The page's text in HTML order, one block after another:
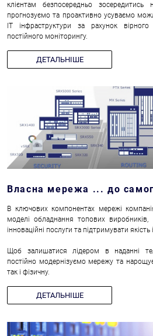
клієнтам безпосередньо
прогнозуємо та проактивно усуваємо
ІТ інфраструктури за рахунок
постійного моніторингу.
ДЕТАЛЬНІШЕ
Власна мережа ... до
В ключових компонентах мережі
моделі обладнання топових
інноваційні послуги та підтримувати якість
Щоб залишатися лідером в наданні
постійно модернізуємо мережу та
так і фізичну.
ДЕТАЛЬНІШЕ